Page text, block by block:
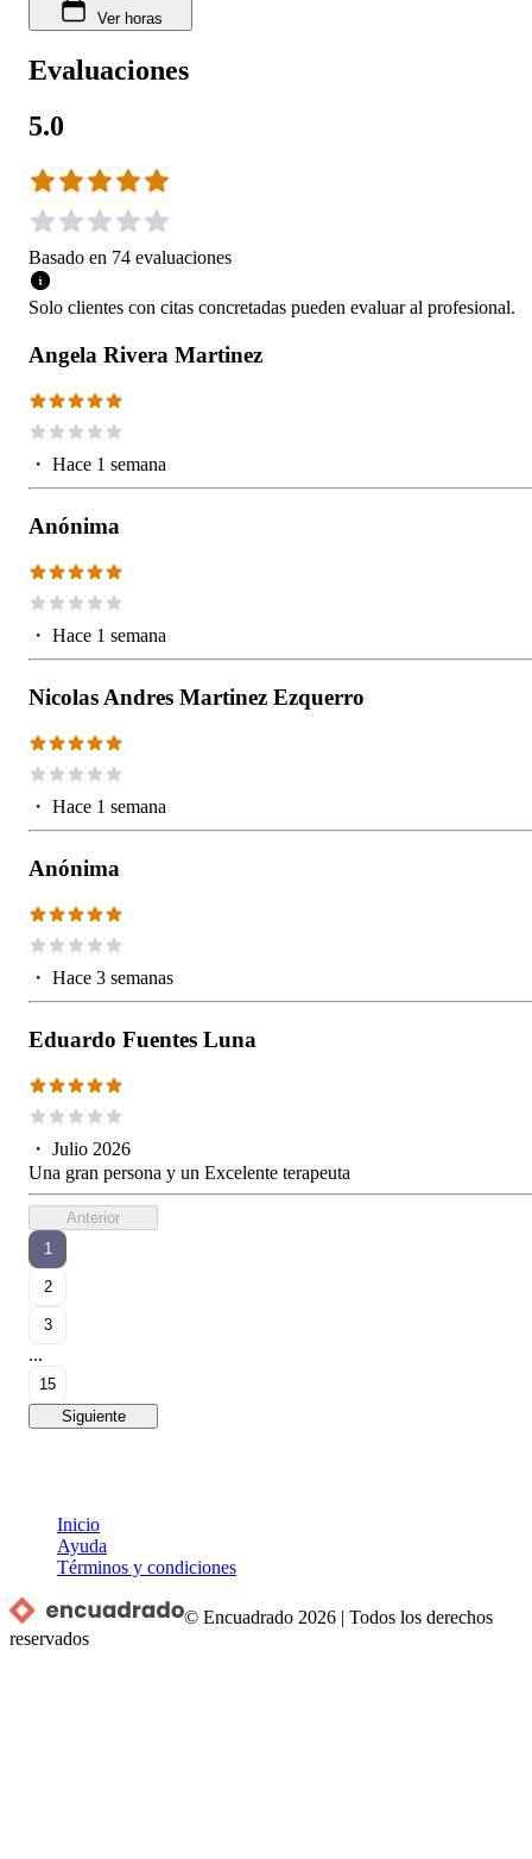
Ver horas
Evaluaciones
5.0
Basado en 74 evaluaciones
Solo clientes con citas concretadas pueden evaluar al profesional.
Angela Rivera Martinez
・ Hace 1 semana
Anónima
・ Hace 1 semana
Nicolas Andres Martinez Ezquerro
・ Hace 1 semana
Anónima
・ Hace 3 semanas
Eduardo Fuentes Luna
・ Julio 2026
Una gran persona y un Excelente terapeuta
Anterior
1
2
3
...
15
Siguiente
Inicio
Ayuda
Términos y condiciones
© Encuadrado 2026 |Todos los derechos
reservados